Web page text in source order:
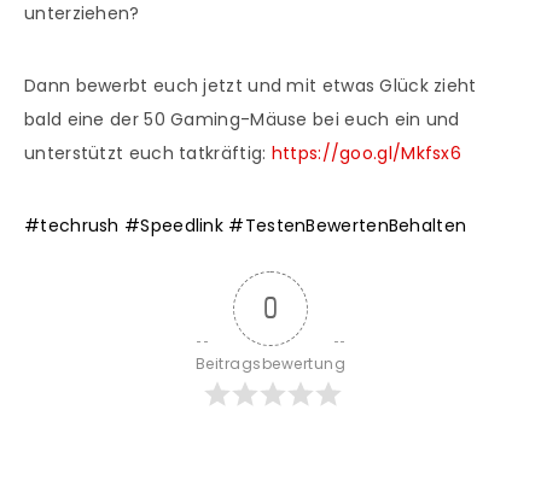
unterziehen?
Dann bewerbt euch jetzt und mit etwas Glück zieht
bald eine der 50 Gaming-Mäuse bei euch ein und
unterstützt euch tatkräftig: https://goo.gl/Mkfsx6
#techrush #Speedlink #TestenBewertenBehalten
0
Beitragsbewertung